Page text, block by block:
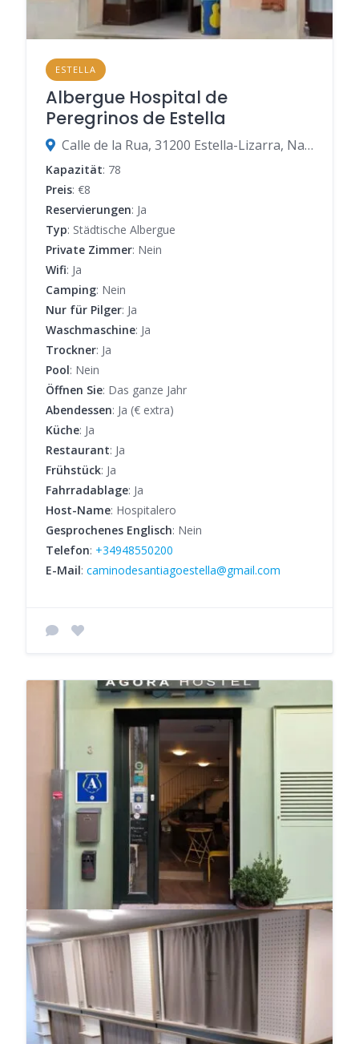
ESTELLA
Albergue Hospital de
Peregrinos de Estella
Calle de la Rua, 31200 Estella-Lizarra, Navarra, Spanien
Kapazität: 78
Preis: €8
Reservierungen: Ja
Typ: Städtische Albergue
Private Zimmer: Nein
Wifi: Ja
Camping: Nein
Nur für Pilger: Ja
Waschmaschine: Ja
Trockner: Ja
Pool: Nein
Öffnen Sie: Das ganze Jahr
Abendessen: Ja (€ extra)
Küche: Ja
Restaurant: Ja
Frühstück: Ja
Fahrradablage: Ja
Host-Name: Hospitalero
Gesprochenes Englisch: Nein
Telefon: +34948550200
E-Mail: caminodesantiagoestella@gmail.com